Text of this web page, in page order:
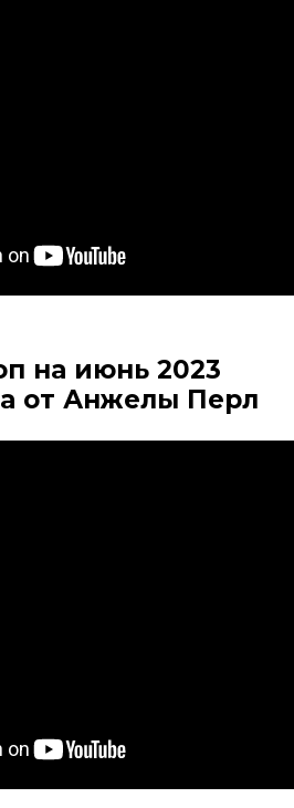
на июнь 2023
от Анжелы Перл